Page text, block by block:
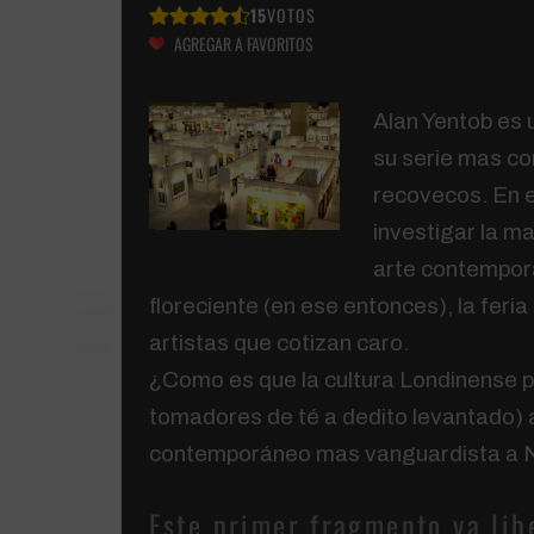
15VOTOS
AGREGAR A FAVORITOS
Alan Yentob es
su serie mas
recovecos. En
investigar la
arte
floreciente (en ese entonces), la
artistas que cotizan caro.
¿Como es que la cultura Londinense
tomadores de té a dedito levantado)
contemporáneo mas vanguardista a
Este primer fragmento va